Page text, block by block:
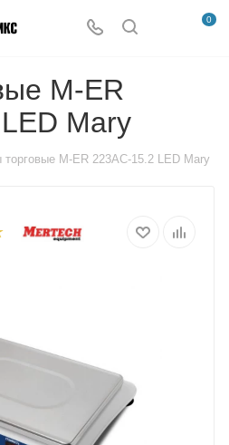
0
M-ER
Mary
торговые M-ER 223AC-15.2 LED Mary